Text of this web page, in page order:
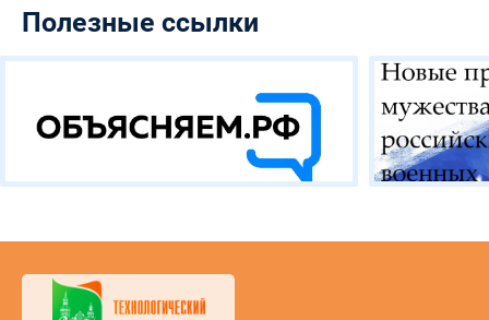
Полезные ссылки